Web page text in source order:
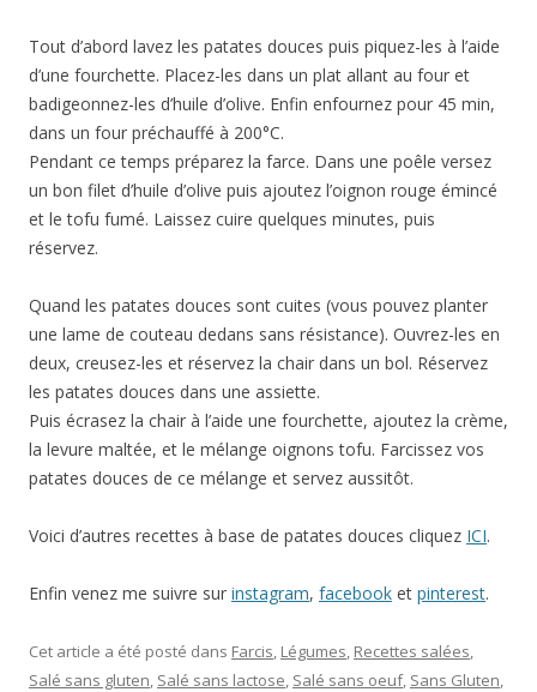
Tout d’abord lavez les patates douces puis piquez-les à l’aide
d’une fourchette. Placez-les dans un plat allant au four et
badigeonnez-les d’huile d’olive. Enfin enfournez pour 45 min,
dans un four préchauffé à 200°C.
Pendant ce temps préparez la farce. Dans une poêle versez
un bon filet d’huile d’olive puis ajoutez l’oignon rouge émincé
et le tofu fumé. Laissez cuire quelques minutes, puis
réservez.
Quand les patates douces sont cuites (vous pouvez planter
une lame de couteau dedans sans résistance). Ouvrez-les en
deux, creusez-les et réservez la chair dans un bol. Réservez
les patates douces dans une assiette.
Puis écrasez la chair à l’aide une fourchette, ajoutez la crème,
la levure maltée, et le mélange oignons tofu. Farcissez vos
patates douces de ce mélange et servez aussitôt.
Voici d’autres recettes à base de patates douces cliquez ICI.
Enfin venez me suivre sur instagram, facebook et pinterest.
Cet article a été posté dans Farcis, Légumes, Recettes salées,
Salé sans gluten, Salé sans lactose, Salé sans oeuf, Sans Gluten,